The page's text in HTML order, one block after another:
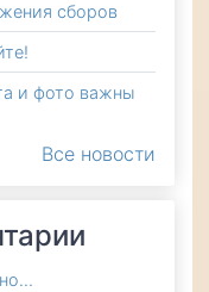
сборов
и фото важны
Все новости